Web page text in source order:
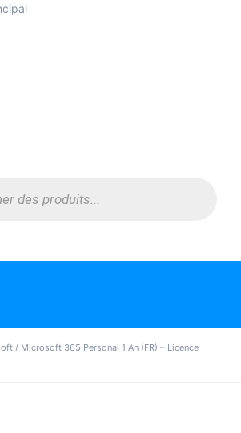
/ Microsoft 365 Personal 1 An (FR) – Licence